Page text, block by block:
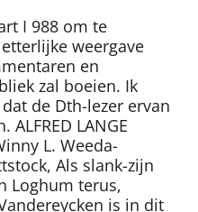
I 988 om te
weergave
en
zal boeien. Ik
de Dth-lezer ervan
LANGE
L. Weeda-
Als slank-zijn
Loghum terus,
is in dit